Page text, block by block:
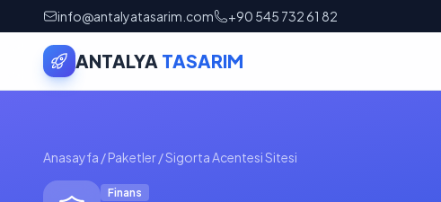
info@antalyatasarim.com +90 545 732 61 82
ANTALYA TASARIM
Anasayfa /Paketler/Sigorta Acentesi Sitesi
Finans